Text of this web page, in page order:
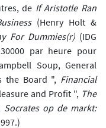
de If Aristotle Ran
(Henry Holt &
For Dummies(r) (IDG
par heure pour
Soup, General
the Board ", Financial
and Profit ", The
Socrates op de markt: